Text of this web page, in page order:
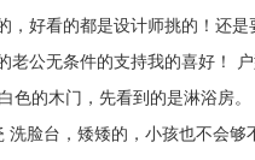
好看的都是设计师挑的！还
公无条件的支持我的喜好！
的木门，先看到的是淋浴房
脸台，矮矮的，小孩也不会